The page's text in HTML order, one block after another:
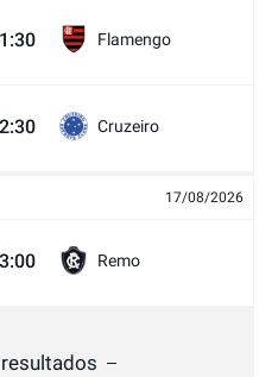
Flamengo
Cruzeiro
17/08/2026
Remo